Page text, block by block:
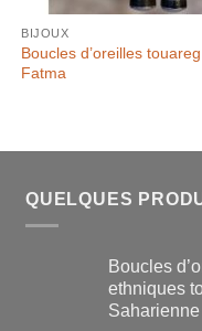
BIJOUX
Boucles d’oreilles
Fatma
QUELQUES
Boucles
ethniques
Saharienne